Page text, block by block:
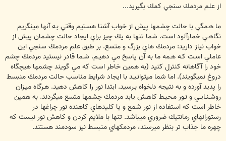
از علم مردمك سنجي كمك بگيريد...
ما هـمگي با حالت چشمها پيش از خواب آشنا هستيم وقتي بـه آنها مينگريم
نگاهـي خمارآلود است. شما تنها به يك چيز براي ايجاد حالت چشمان پيش از
خواب نياز داريد: مردمك هاي بزرگ و متسع. بر طبق علم مردمك سنجي اين
عاملي اسـت كـه هـمه ما به آن پاسخ مي دهيـم. شـما قادر نيستيد مردمك چشم
خود را آگاهانه كنترل كنيد (به همين خاطر است كه مي گويند چشمها هيچگاه
دروغ نميگويند). اما شما ميتوانـيـد با ايجاد شرايط مناسب حالت مردمك منبسط
را پديد آورده و به نتيجه دلخواه بـرسيد. ابتدا نور را كاهش دهيد. هـرگاه ميـزان
روشـنـايـي و نـور مـحيـط كاهـش يابد مردمك چشمها متسع ميگردند. به همين
خاطر است كه استفاده از نور شمع و يا كليدهاي كاهنده نور چراغها در
رستورانهاي رمانتيك ضروري ميباشد. تنها با ملايم كردن و كاهش نور نيست كه
چهره ما جذاب تر بنظر ميرسند، مردمكهاي منبسط نيز سودمند هستند.